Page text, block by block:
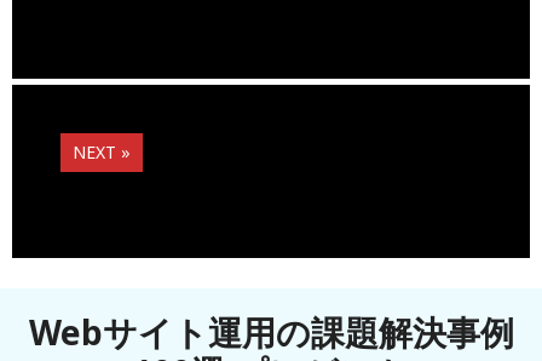
o k
NEXT »
Webサイト運用の課題解決事例